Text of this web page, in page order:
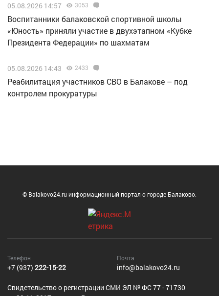
05.08.2026 14:57 3053
Воспитанники балаковской спортивной школы
«Юность» приняли участие в двухэтапном «Кубке
Президента Федерации» по шахматам
05.08.2026 14:43 2433
Реабилитация участников СВО в Балакове – под
контролем прокуратуры
© Balakovo24.ru информационный портал о городе Балаково.
Телефон
+7 (937) 222-15-22
Почта
info@balakovo24.ru
Cвидетельство о регистрации СМИ ЭЛ № ФС 77 - 71730